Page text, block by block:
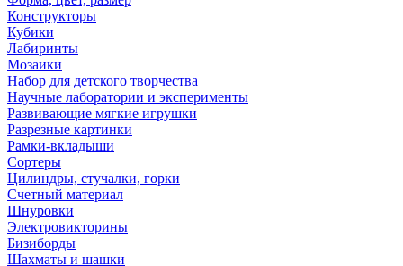
Конструкторы
Кубики
Лабиринты
Мозаики
Набор для детского творчества
Научные лаборатории и эксперименты
Развивающие мягкие игрушки
Разрезные картинки
Рамки-вкладыши
Сортеры
Цилиндры, стучалки, горки
Счетный материал
Шнуровки
Электровикторины
Бизиборды
Шахматы и шашки